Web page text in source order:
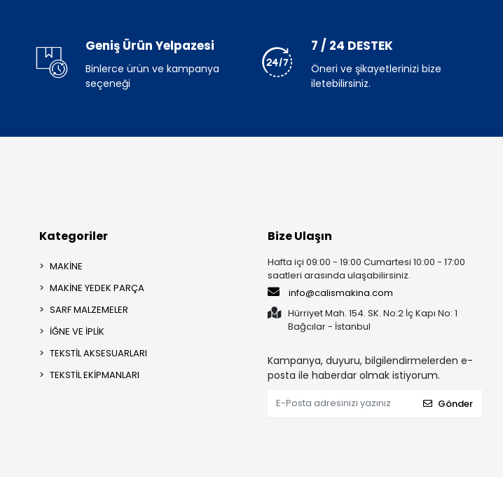
Geniş Ürün Yelpazesi
Binlerce ürün ve kampanya
seçeneği
7 / 24 DESTEK
Öneri ve şikayetlerinizi bize
iletebilirsiniz.
Kategoriler
MAKİNE
MAKİNE YEDEK PARÇA
SARF MALZEMELER
İĞNE VE İPLİK
TEKSTİL AKSESUARLARI
TEKSTİL EKİPMANLARI
Bize Ulaşın
Hafta içi 09:00 - 19:00 Cumartesi 10:00 - 17:00
saatleri arasında ulaşabilirsiniz.
info@calismakina.com
Hürriyet Mah. 154. SK. No:2 İç Kapı No: 1
Bağcılar - İstanbul
Kampanya, duyuru, bilgilendirmelerden e-
posta ile haberdar olmak istiyorum.
Gönder